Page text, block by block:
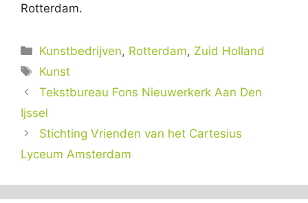
Rotterdam.
Categorieën
Kunstbedrijven, Rotterdam, Zuid Holland
Tags
Kunst
Tekstbureau Fons Nieuwerkerk Aan Den
Ijssel
Stichting Vrienden van het Cartesius
Lyceum Amsterdam